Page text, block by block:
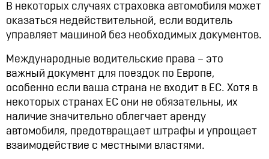
В некоторых случаях страховка автомобиля может
оказаться недействительной, если водитель
управляет машиной без необходимых документов.
Международные водительские права – это
важный документ для поездок по Европе,
особенно если ваша страна не входит в ЕС. Хотя в
некоторых странах ЕС они не обязательны, их
наличие значительно облегчает аренду
автомобиля, предотвращает штрафы и упрощает
взаимодействие с местными властями.